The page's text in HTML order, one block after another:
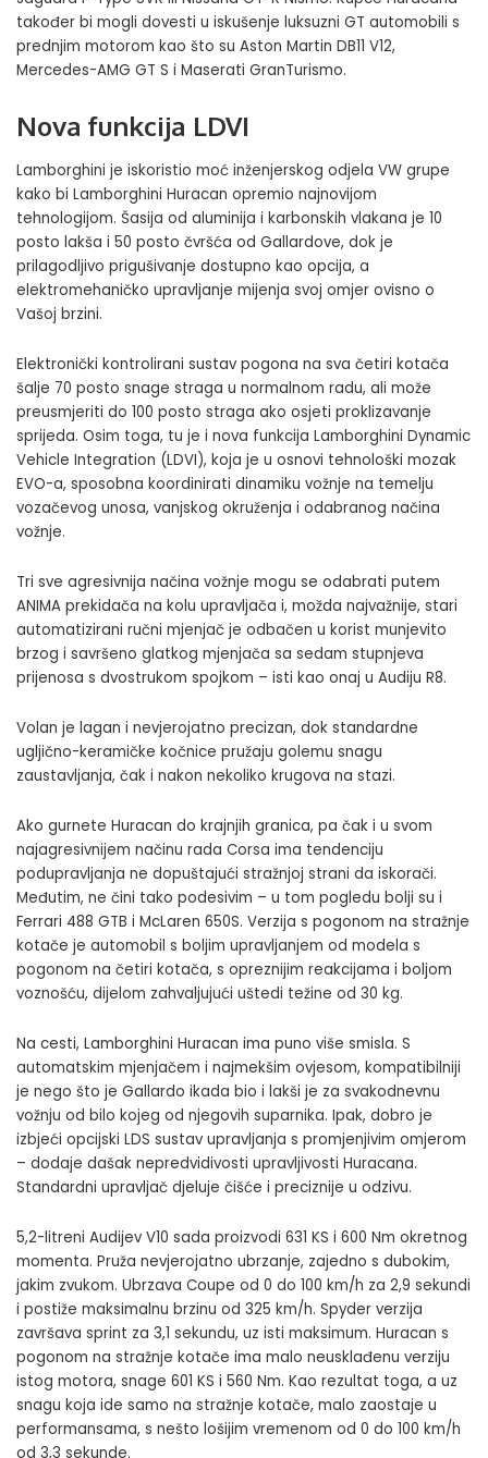
također bi mogli dovesti u iskušenje luksuzni GT automobili s
prednjim motorom kao što su Aston Martin DB11 V12,
Mercedes-AMG GT S i Maserati GranTurismo.
Nova funkcija LDVI
Lamborghini je iskoristio moć inženjerskog odjela VW grupe
kako bi Lamborghini Huracan opremio najnovijom
tehnologijom. Šasija od aluminija i karbonskih vlakana je 10
posto lakša i 50 posto čvršća od Gallardove, dok je
prilagodljivo prigušivanje dostupno kao opcija, a
elektromehaničko upravljanje mijenja svoj omjer ovisno o
Vašoj brzini.
Elektronički kontrolirani sustav pogona na sva četiri kotača
šalje 70 posto snage straga u normalnom radu, ali može
preusmjeriti do 100 posto straga ako osjeti proklizavanje
sprijeda. Osim toga, tu je i nova funkcija Lamborghini Dynamic
Vehicle Integration (LDVI), koja je u osnovi tehnološki mozak
EVO-a, sposobna koordinirati dinamiku vožnje na temelju
vozačevog unosa, vanjskog okruženja i odabranog načina
vožnje.
Tri sve agresivnija načina vožnje mogu se odabrati putem
ANIMA prekidača na kolu upravljača i, možda najvažnije, stari
automatizirani ručni mjenjač je odbačen u korist munjevito
brzog i savršeno glatkog mjenjača sa sedam stupnjeva
prijenosa s dvostrukom spojkom – isti kao onaj u Audiju R8.
Volan je lagan i nevjerojatno precizan, dok standardne
ugljično-keramičke kočnice pružaju golemu snagu
zaustavljanja, čak i nakon nekoliko krugova na stazi.
Ako gurnete Huracan do krajnjih granica, pa čak i u svom
najagresivnijem načinu rada Corsa ima tendenciju
podupravljanja ne dopuštajući stražnjoj strani da iskorači.
Međutim, ne čini tako podesivim – u tom pogledu bolji su i
Ferrari 488 GTB i McLaren 650S. Verzija s pogonom na stražnje
kotače je automobil s boljim upravljanjem od modela s
pogonom na četiri kotača, s opreznijim reakcijama i boljom
voznošću, dijelom zahvaljujući uštedi težine od 30 kg.
Na cesti, Lamborghini Huracan ima puno više smisla. S
automatskim mjenjačem i najmekšim ovjesom, kompatibilniji
je nego što je Gallardo ikada bio i lakši je za svakodnevnu
vožnju od bilo kojeg od njegovih suparnika. Ipak, dobro je
izbjeći opcijski LDS sustav upravljanja s promjenjivim omjerom
– dodaje dašak nepredvidivosti upravljivosti Huracana.
Standardni upravljač djeluje čišće i preciznije u odzivu.
5,2-litreni Audijev V10 sada proizvodi 631 KS i 600 Nm okretnog
momenta. Pruža nevjerojatno ubrzanje, zajedno s dubokim,
jakim zvukom. Ubrzava Coupe od 0 do 100 km/h za 2,9 sekundi
i postiže maksimalnu brzinu od 325 km/h. Spyder verzija
završava sprint za 3,1 sekundu, uz isti maksimum. Huracan s
pogonom na stražnje kotače ima malo neusklađenu verziju
istog motora, snage 601 KS i 560 Nm. Kao rezultat toga, a uz
snagu koja ide samo na stražnje kotače, malo zaostaje u
performansama, s nešto lošijim vremenom od 0 do 100 km/h
od 3,3 sekunde.